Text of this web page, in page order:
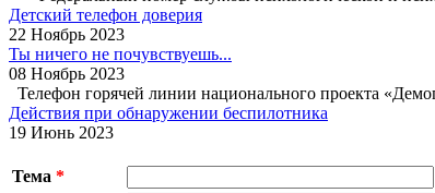
Детский телефон доверия
22 Ноябрь 2023
Ты ничего не почувствуешь...
08 Ноябрь 2023
Телефон горячей линии национального проекта
Действия при обнаружении беспилотника
19 Июнь 2023
Тема *